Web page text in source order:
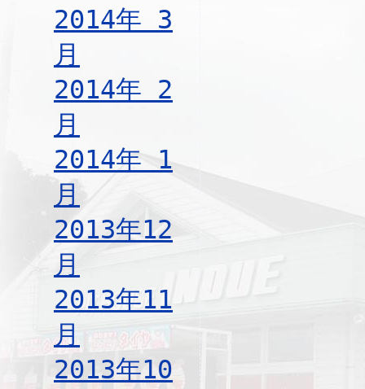
2014年 3
月
2014年 2
月
2014年 1
月
2013年12
月
2013年11
月
2013年10